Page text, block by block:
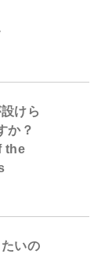
けら
か？
the
いの